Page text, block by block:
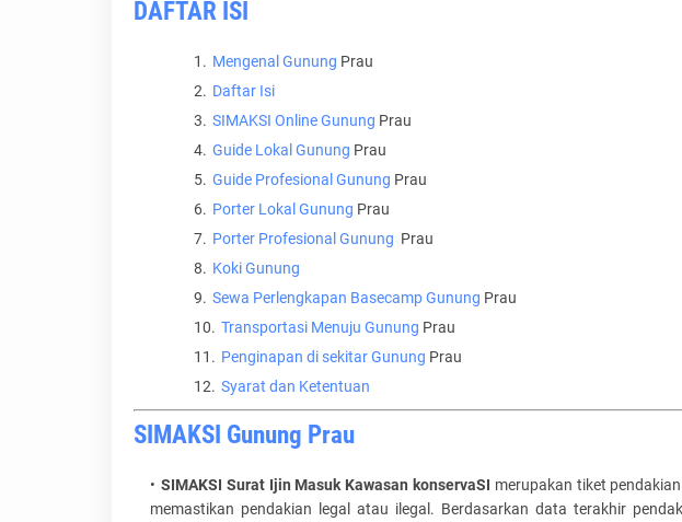
DAFTAR ISI
Mengenal Gunung Prau
Daftar Isi
SIMAKSI Online Gunung Prau
Guide Lokal Gunung Prau
Guide Profesional Gunung Prau
Porter Lokal Gunung Prau
Porter Profesional Gunung Prau
Koki Gunung
Sewa Perlengkapan Basecamp Gunung Prau
Transportasi Menuju Gunung Prau
Penginapan di sekitar Gunung Prau
Syarat dan Ketentuan
SIMAKSI Gunung Prau
SIMAKSI Surat Ijin Masuk Kawasan konservaSI merupakan tiket
memastikan pendakian legal atau ilegal. Berdasarkan data terakhir